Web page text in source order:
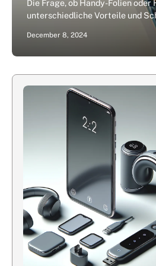
Die Frage, ob Handy-Folien
unterschiedliche Vorteile und
December 8, 2024